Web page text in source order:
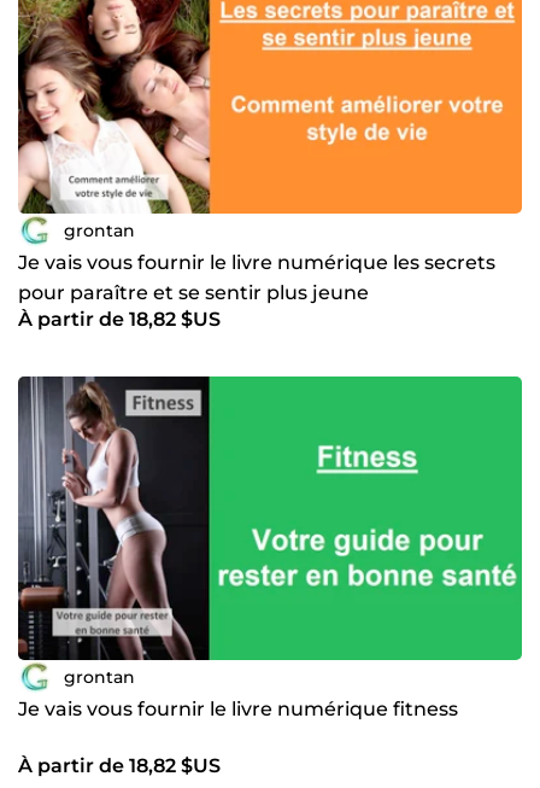
grontan
Je vais vous fournir le livre numérique les secrets
pour paraître et se sentir plus jeune
À partir de 18,82 $US
grontan
Je vais vous fournir le livre numérique fitness
À partir de 18,82 $US